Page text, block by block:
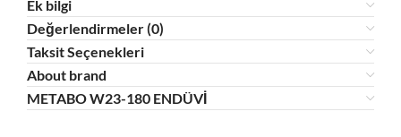
Ek bilgi
Değerlendirmeler (0)
Taksit Seçenekleri
About brand
METABO W23-180 ENDÜVİ